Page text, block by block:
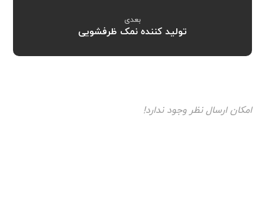
بعدی
تولید کننده نمک ظرفشویی
امکان ارسال نظر وجود ندارد!